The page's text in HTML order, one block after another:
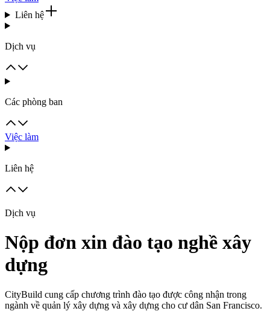
Liên hệ
Dịch vụ
Các phòng ban
Việc làm
Liên hệ
Dịch vụ
Nộp đơn xin đào tạo nghề xây
dựng
CityBuild cung cấp chương trình đào tạo được công nhận trong
ngành về quản lý xây dựng và xây dựng cho cư dân San Francisco.